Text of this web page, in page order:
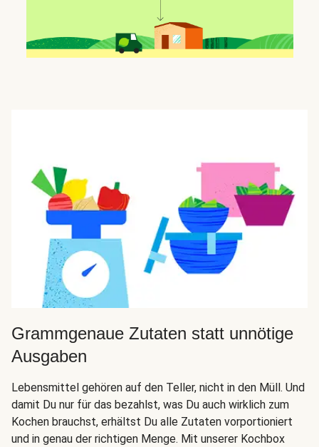
Grammgenaue Zutaten statt unnötige
Ausgaben
Lebensmittel gehören auf den Teller, nicht in den Müll. Und
damit Du nur für das bezahlst, was Du auch wirklich zum
Kochen brauchst, erhältst Du alle Zutaten vorportioniert
und in genau der richtigen Menge. Mit unserer Kochbox